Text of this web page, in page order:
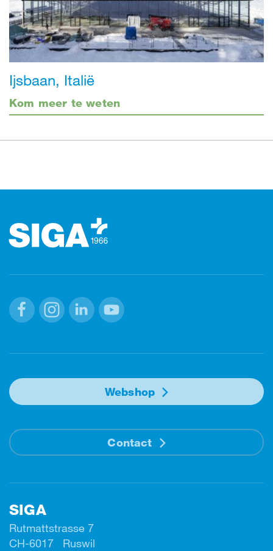
Ijsbaan, Italië
Kom meer te weten
Webshop
Contact
SIGA
Rutmattstrasse 7
CH-6017 Ruswil